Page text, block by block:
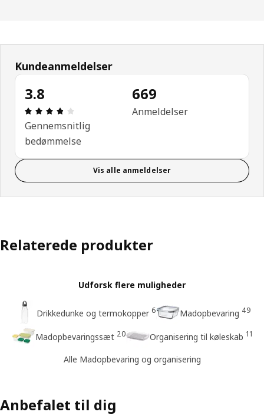
Kundeanmeldelser
3.8
Anmeldelse: 3.8 Ud af 5 Stjerner. Anmeldelser i
Gennemsnitlig
bedømmelse
669
Anmeldelser
Vis alle anmeldelser
Relaterede produkter
Udforsk flere muligheder
Drikkedunke og termokopper 6 Madopbevaring 49
Madopbevaringssæt 20 Organisering til køleskab 11
Alle Madopbevaring og organisering
Anbefalet til dig